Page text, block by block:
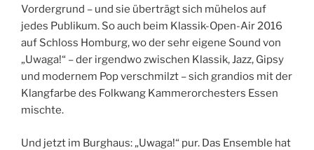
Vordergrund – und sie überträgt sich mühelos auf
jedes Publikum. So auch beim Klassik-Open-Air 2016
auf Schloss Homburg, wo der sehr eigene Sound von
„Uwaga!“ – der irgendwo zwischen Klassik, Jazz, Gipsy
und modernem Pop verschmilzt – sich grandios mit der
Klangfarbe des Folkwang Kammerorchesters Essen
mischte.
Und jetzt im Burghaus: „Uwaga!“ pur. Das Ensemble hat